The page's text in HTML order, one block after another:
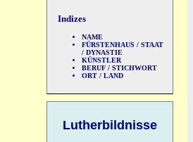
Indizes
NAME
FÜRSTENHAUS / STAAT
/ DYNASTIE
KÜNSTLER
BERUF / STICHWORT
ORT / LAND
Lutherbildnisse